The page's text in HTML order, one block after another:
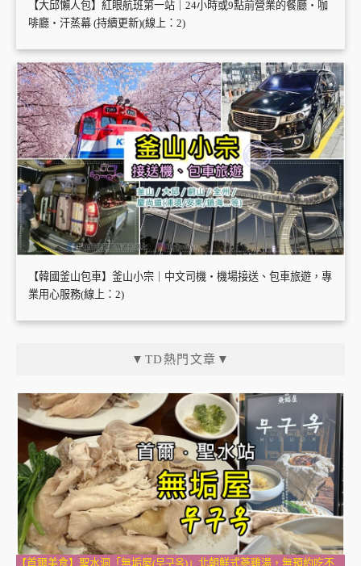
【大邱懶人包】紅眼航班第一站｜24小時或9點前營業的餐廳・咖
啡廳・汗蒸幕 (持續更新)(線上：2)
【韓國釜山包車】釜山小宗｜中文司機・機場接送、包車旅遊，專
業用心服務(線上：2)
▼TD熱門文章▼
【首爾美食】聖水洞「無垢屋(무구옥)」北朝鮮式蔘雞湯，無預約吃不